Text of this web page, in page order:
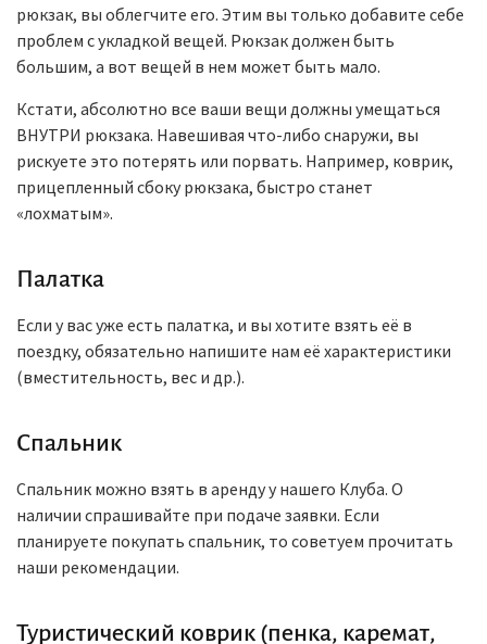
рюкзак, вы облегчите его. Этим вы только добавите себе
проблем с укладкой вещей. Рюкзак должен быть
большим, а вот вещей в нем может быть мало.
Кстати, абсолютно все ваши вещи должны умещаться
ВНУТРИ рюкзака. Навешивая что-либо снаружи, вы
рискуете это потерять или порвать. Например, коврик,
прицепленный сбоку рюкзака, быстро станет
«лохматым».
Палатка
Если у вас уже есть палатка, и вы хотите взять её в
поездку, обязательно напишите нам её характеристики
(вместительность, вес и др.).
Спальник
Спальник можно взять в аренду у нашего Клуба. О
наличии спрашивайте при подаче заявки. Если
планируете покупать спальник, то советуем прочитать
наши рекомендации.
Туристический коврик (пенка, каремат,